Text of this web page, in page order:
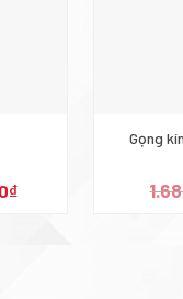
₫Giá
hiện
Gọng